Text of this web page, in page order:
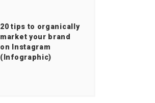
20 tips to organically
market your brand
on Instagram
(Infographic)